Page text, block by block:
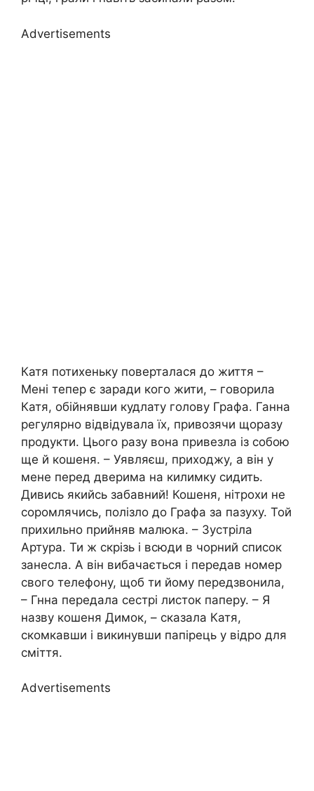
Advertisements
Катя потихеньку поверталася до життя –
Мені тепер є заради кого жити, – говорила
Катя, обійнявши кудлату голову Графа. Ганна
регулярно відвідувала їх, привозячи щоразу
продукти. Цього разу вона привезла із собою
ще й кошеня. – Уявляєш, приходжу, а він у
мене перед дверима на килимку сидить.
Дивись якийсь забавний! Кошеня, нітрохи не
соромлячись, полізло до Графа за пазуху. Той
прихильно прийняв малюка. – Зустріла
Артура. Ти ж скрізь і всюди в чорний список
занесла. А він вибачається і передав номер
свого телефону, щоб ти йому передзвонила,
– Гнна передала сестрі листок паперу. – Я
назву кошеня Димок, – сказала Катя,
скомкавши і викинувши папірець у відро для
сміття.
Advertisements